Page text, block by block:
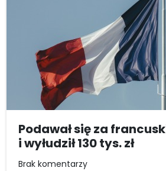
Podawał się za
i wyłudził 130 tys. zł
Brak komentarzy